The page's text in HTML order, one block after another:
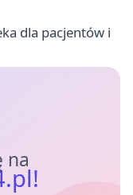
dla pacjentów i
na